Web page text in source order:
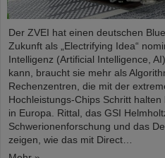
Der ZVEI hat einen deutschen
Zukunft als „Electrifying Idea“
Intelligenz (Artificial Intelligence,
kann, braucht sie mehr als
Rechenzentren, die mit der
Hochleistungs-Chips Schritt
in Europa. Rittal, das GSI
Schwerionenforschung und das
zeigen, wie das mit Direct…